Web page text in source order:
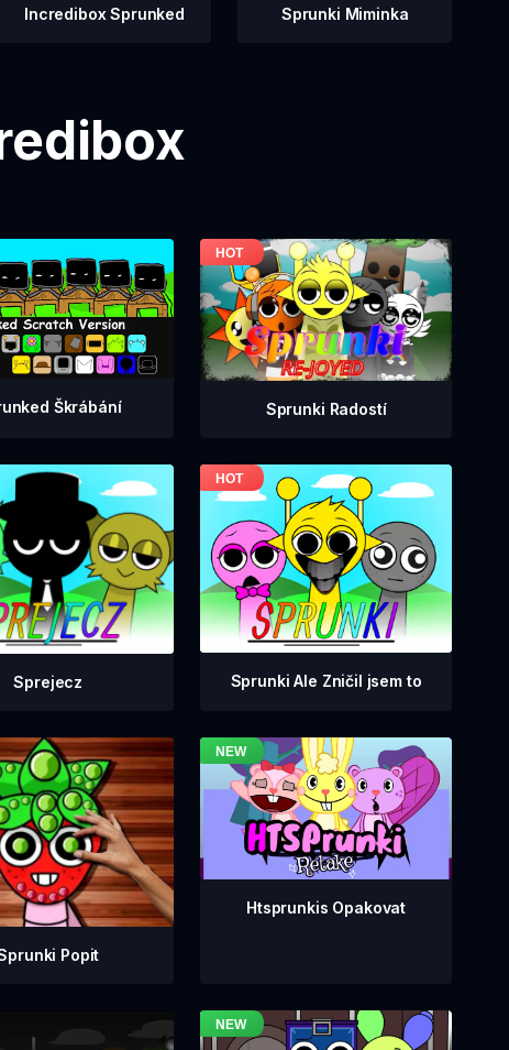
Incredibox Sprunked Sprunki Miminka
Škrábání Sprunki Radostí
Sprejecz Sprunki Ale Zničil jsem to
Popit
Htsprunkis Opakovat